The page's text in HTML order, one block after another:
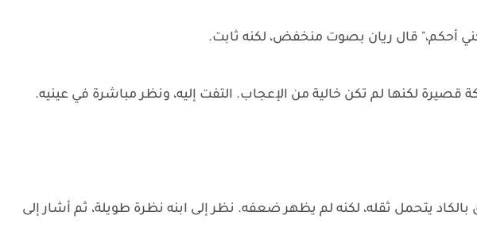
أحكم،" قال ريان بصوت منخفض، لكنه ثابت.
لكنها لم تكن خالية من الإعجاب. التفت إليه، ونظر مباشرة في عينيه.
يتحمل ثقله، لكنه لم يظهر ضعفه. نظر إلى ابنه نظرة طويلة، ثم أشار إلى